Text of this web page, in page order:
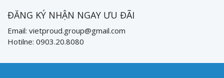
ĐĂNG KÝ NHẬN NGAY ƯU ĐÃI
Email: vietproud.group@gmail.com
Hotilne: 0903.20.8080